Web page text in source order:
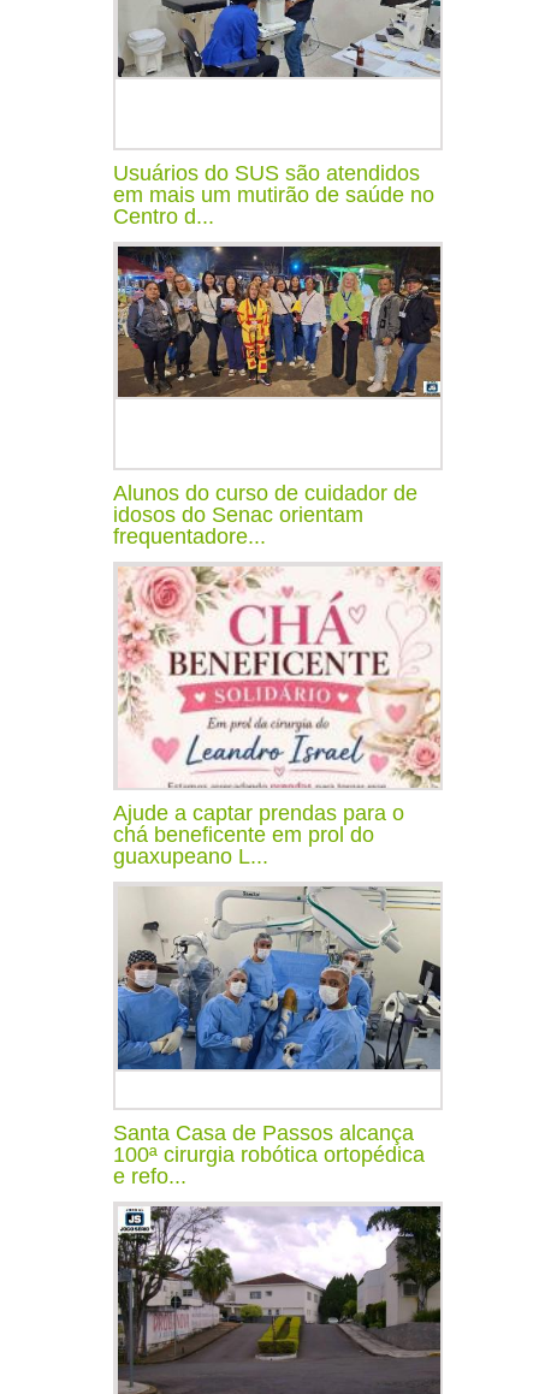
Usuários do SUS são atendidos
em mais um mutirão de saúde no
Centro d...
Alunos do curso de cuidador de
idosos do Senac orientam
frequentadore...
Ajude a captar prendas para o
chá beneficente em prol do
guaxupeano L...
Santa Casa de Passos alcança
100ª cirurgia robótica ortopédica
e refo...